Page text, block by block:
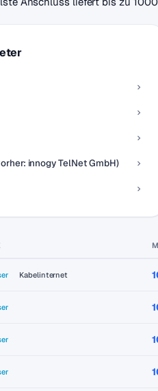
innogy TelNet GmbH)
Kabelinternet